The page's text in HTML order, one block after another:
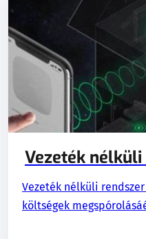
Vezeték
Vezeték nélküli
költségek